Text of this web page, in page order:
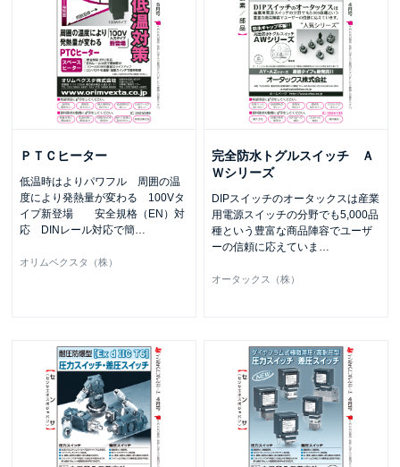
ＰＴＣヒーター
低温時はよりパワフル 周囲の温
度により発熱量が変わる 100Vタ
イプ新登場 安全規格（EN）対
応 DINレール対応で簡…
オリムベクスタ（株）
完全防水トグルスイッチ Ａ
Ｗシリーズ
DIPスイッチのオータックスは産業
用電源スイッチの分野でも5,000品
種という豊富な商品陣容でユーザ
ーの信頼に応えていま …
オータックス（株）